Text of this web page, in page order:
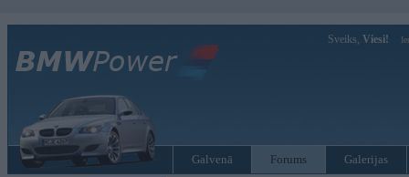
Sveiks, Viesi!
Galvenā Forums Galerijas